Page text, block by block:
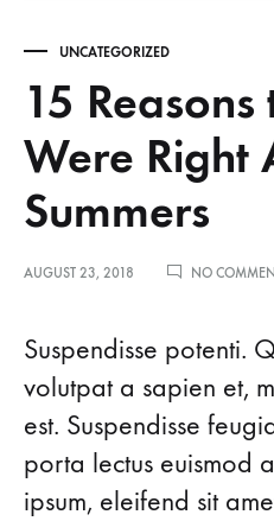
UNCATEGORIZED
15
Were Right
Summers
AUGUST 23, 2018 NO
15
Reasons
Suspendisse potenti.
volutpat a sapien et,
est. Suspendisse
porta lectus euismod
ipsum, eleifend sit